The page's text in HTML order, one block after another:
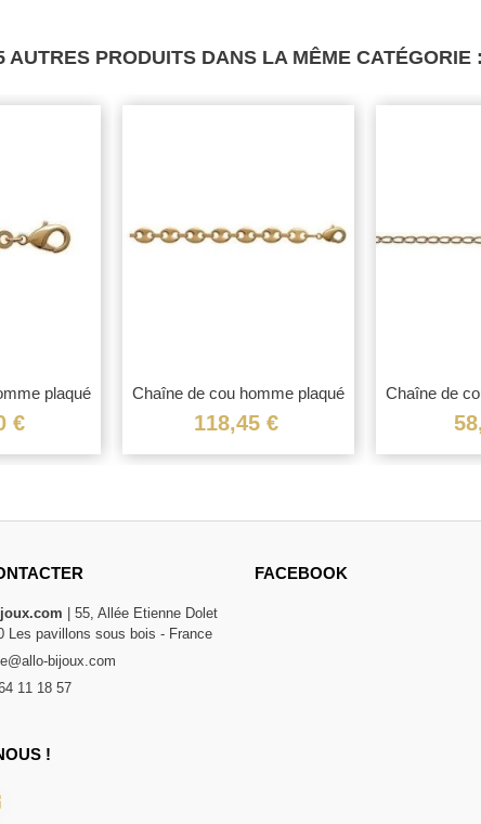
AUTRES PRODUITS DANS LA MÊME CATÉGORIE
plaqué
€
Chaîne de cou homme plaqué
or...
118,45 €
Chaîne de
| 55, Allée Etienne Dolet
Les pavillons sous bois - France
bijoux.com
11 18 57
FACEBOOK
!